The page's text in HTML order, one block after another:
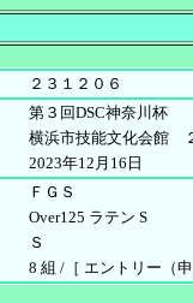
２３１２０６
第３回DSC神奈川杯
横浜市技能文化会館
2023年12月16日
ＦＧＳ
Over125 ラテン S
Ｓ
8 組 /［ エントリー（申